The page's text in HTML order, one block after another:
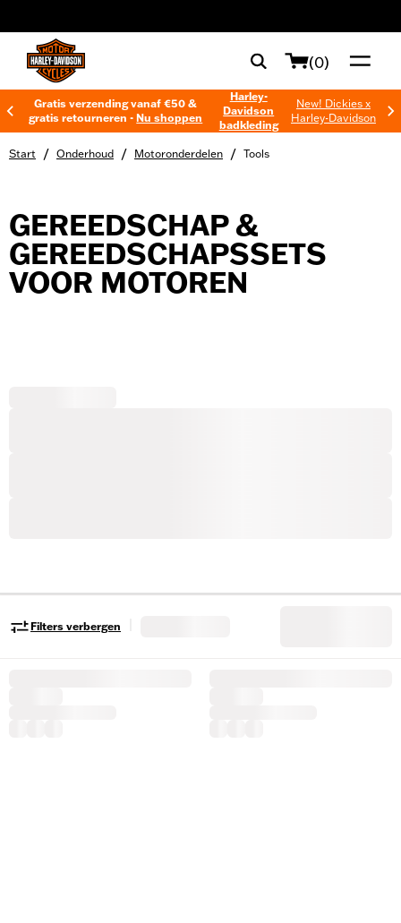
(0)
Gratis verzending vanaf €50 &
gratis retourneren -Nu shoppen
Harley-
Davidson
badkleding
New! Dickies x
Harley-Davidson
Start / Onderhoud / Motoronderdelen / Tools
GEREEDSCHAP &
GEREEDSCHAPSSETS
VOOR MOTOREN
Filters verbergen